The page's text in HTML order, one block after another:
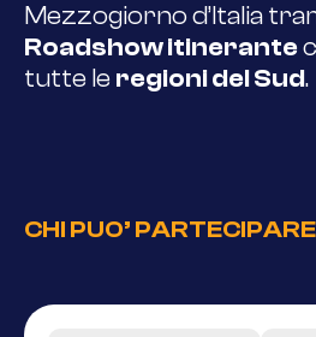
Mezzogiorno d’Italia
Roadshow itinerante
tutte le regioni del Sud.
CHI PUO’ PARTECIPARE